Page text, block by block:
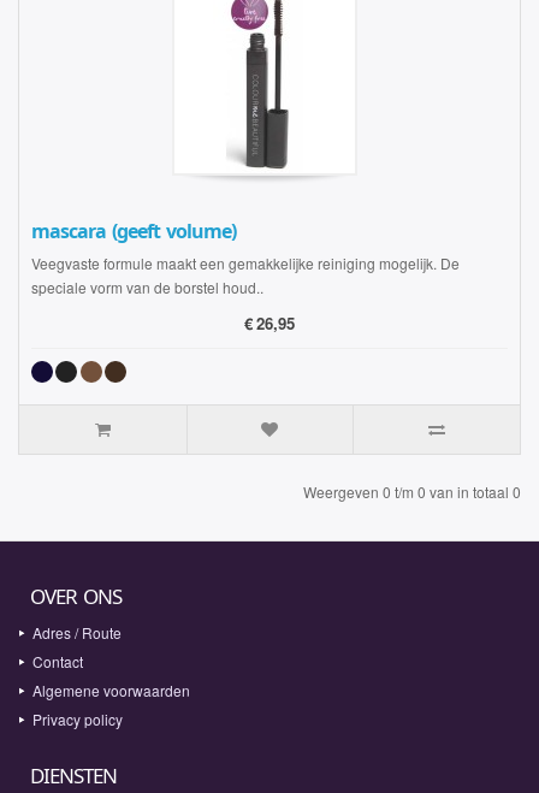
mascara (geeft volume)
Veegvaste formule maakt een gemakkelijke reiniging mogelijk. De
speciale vorm van de borstel houd..
€ 26,95
Weergeven 0 t/m 0 van in totaal 0
OVER ONS
Adres / Route
Contact
Algemene voorwaarden
Privacy policy
DIENSTEN